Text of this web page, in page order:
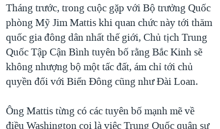
Tháng trước, trong cuộc gặp với Bộ trưởng Quốc
phòng Mỹ Jim Mattis khi quan chức này tới thăm
quốc gia đông dân nhất thế giới, Chủ tịch Trung
Quốc Tập Cận Bình tuyên bố rằng Bắc Kinh sẽ
không nhượng bộ một tấc đất, ám chỉ tới chủ
quyền đối với Biển Đông cũng như Đài Loan.
Ông Mattis từng có các tuyên bố mạnh mẽ về
điều Washington coi là việc Trung Quốc quân sự